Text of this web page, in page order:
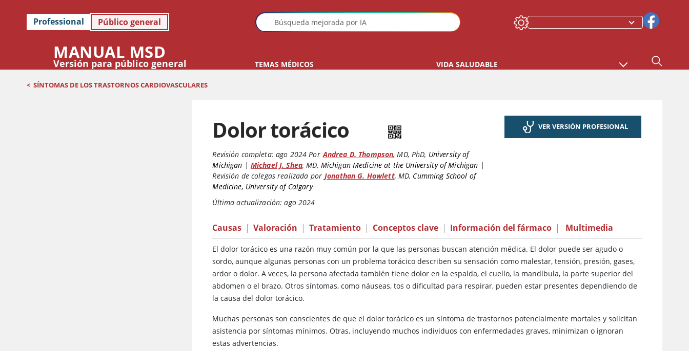
Professional Público general
MANUAL MSD
Versión para público general TEMAS MÉDICOS VIDA SALUDABLE
< SÍNTOMAS DE LOS TRASTORNOS CARDIOVASCULARES
Dolor torácico
Revisión completa: ago 2024 Por Andrea D. Thompson,MD, PhD, University of
Michigan | Michael J. Shea,MD, Michigan Medicine at the University of Michigan |
Revisión de colegas realizada por Jonathan G. Howlett, MD, Cumming School of
Medicine, University of Calgary
Última actualización: ago 2024
VER VERSIÓN PROFESIONAL
Causas | Valoración | Tratamiento | Conceptos clave | Información del fármaco | Multimedia
El dolor torácico es una razón muy común por la que las personas buscan atención médica. El dolor puede ser agudo o
sordo, aunque algunas personas con un problema torácico describen su sensación como malestar, tensión, presión, gases,
ardor o dolor. A veces, la persona afectada también tiene dolor en la espalda, el cuello, la mandíbula, la parte superior del
abdomen o el brazo. Otros síntomas, como náuseas, tos o dificultad para respirar, pueden estar presentes dependiendo de
la causa del dolor torácico.
Muchas personas son conscientes de que el dolor torácico es un síntoma de trastornos potencialmente mortales y solicitan
asistencia por síntomas mínimos. Otras, incluyendo muchos individuos con enfermedades graves, minimizan o ignoran
estas advertencias.